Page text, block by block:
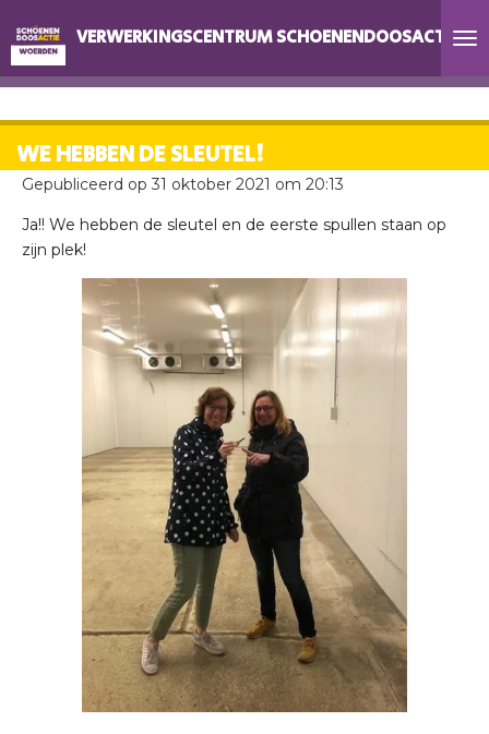
direct
hoofdinhoud
VERWERKINGSCENTRUM SCHOENENDOOSACTIE
WE HEBBEN DE SLEUTEL!
Gepubliceerd op 31 oktober 2021 om 20:13
Ja!! We hebben de sleutel en de eerste spullen staan op
zijn plek!